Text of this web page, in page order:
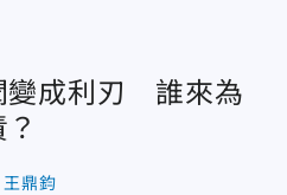
變成利刃 誰來為
王鼎鈞